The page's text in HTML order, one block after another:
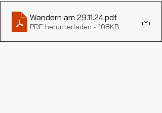
Wandern am 29.11.24.pdf
PDF herunterladen • 108KB